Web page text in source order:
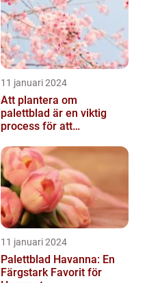
11 januari 2024
Att plantera om
palettblad är en viktig
process för att
överlevnad och tillväxt...
11 januari 2024
Palettblad Havanna: En
Färgstark Favorit för